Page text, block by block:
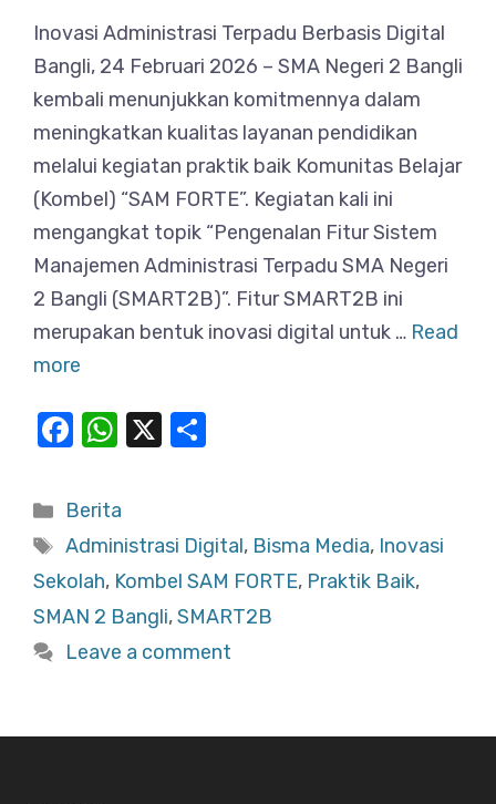
Inovasi Administrasi Terpadu Berbasis Digital
Bangli, 24 Februari 2026 – SMA Negeri 2 Bangli
kembali menunjukkan komitmennya dalam
meningkatkan kualitas layanan pendidikan
melalui kegiatan praktik baik Komunitas Belajar
(Kombel) “SAM FORTE”. Kegiatan kali ini
mengangkat topik “Pengenalan Fitur Sistem
Manajemen Administrasi Terpadu SMA Negeri
2 Bangli (SMART2B)”. Fitur SMART2B ini
merupakan bentuk inovasi digital untuk … Read
more
F
c
e
b
o
o
W
at
s
A
p
p
X
e
Categories
Berita
Tags
Administrasi Digital, Bisma Media, Inovasi
Sekolah, Kombel SAM FORTE, Praktik Baik,
SMAN 2 Bangli,SMART2B
Leave a comment